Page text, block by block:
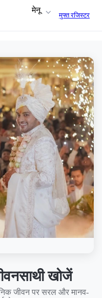
मेनू
मुफ्त रजिस्टर
खोजें
जीवन पर सरल और मानव-